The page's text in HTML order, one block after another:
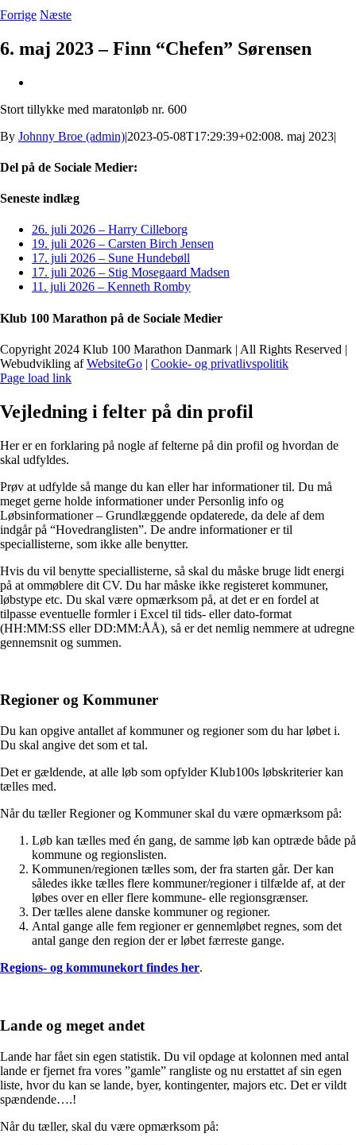
Forrige Næste
6. maj 2023 – Finn “Chefen” Sørensen
billede
Stort tillykke med maratonløb nr. 600
By Johnny Broe (admin)|2023-05-08T17:29:39+02:008. maj 2023|
Del på de Sociale Medier:
Facebook
X
LinkedIn
Pinterest
E-
Seneste indlæg
26. juli 2026 – Harry Cilleborg
19. juli 2026 – Carsten Birch Jensen
17. juli 2026 – Sune Hundebøll
17. juli 2026 – Stig Mosegaard Madsen
11. juli 2026 – Kenneth Romby
Klub 100 Marathon på de Sociale Medier
Copyright 2024 Klub 100 Marathon Danmark | All Rights Reserved |
Webudvikling afWebsiteGo | Cookie- og privatlivspolitik
Page load link
Vejledning i felter på din profil
Her er en forklaring på nogle af felterne på din profil og hvordan de
skal udfyldes.
Prøv at udfylde så mange du kan eller har informationer til. Du må
meget gerne holde informationer under Personlig info og
Løbsinformationer – Grundlæggende opdaterede, da dele af dem
indgår på “Hovedranglisten”. De andre informationer er til
speciallisterne, som ikke alle benytter.
Hvis du vil benytte speciallisterne, så skal du måske bruge lidt energi
på at ommøblere dit CV. Du har måske ikke registeret kommuner,
løbstype etc. Du skal være opmærksom på, at det er en fordel at
tilpasse eventuelle formler i Excel til tids- eller dato-format
(HH:MM:SS eller DD:MM:ÅÅ), så er det nemlig nemmere at udregne
gennemsnit og summen.
Regioner og Kommuner
Du kan opgive antallet af kommuner og regioner som du har løbet i.
Du skal angive det som et tal.
Det er gældende, at alle løb som opfylder Klub100s løbskriterier kan
tælles med.
Når du tæller Regioner og Kommuner skal du være opmærksom på:
Løb kan tælles med én gang, de samme løb kan optræde både på
kommune og regionslisten.
Kommunen/regionen tælles som, der fra starten går. Der kan
således ikke tælles flere kommuner/regioner i tilfælde af, at der
løbes over en eller flere kommune- elle regionsgrænser.
Der tælles alene danske kommuner og regioner.
Antal gange alle fem regioner er gennemløbet regnes, som det
antal gange den region der er løbet færreste gange.
Regions- og kommunekort findes her.
Lande og meget andet
Lande har fået sin egen statistik. Du vil opdage at kolonnen med antal
lande er fjernet fra vores ”gamle” rangliste og nu erstattet af sin egen
liste, hvor du kan se lande, byer, kontingenter, majors etc. Det er vildt
spændende….!
Når du tæller, skal du være opmærksom på: